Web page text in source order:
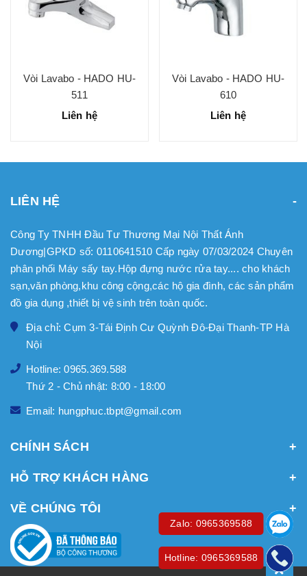
Vòi Lavabo - HADO HU-
511
Liên hệ
Vòi Lavabo - HADO HU-
610
Liên hệ
LIÊN HỆ
Công Ty TNHH Đầu Tư Thương Mại Nội Thất Ánh
Dương|GPKD số: 0110641510 Cấp ngày 07/03/2024 Chuyên
phân phối Máy sấy tay.Hộp đựng nước rửa tay.... cho khách
sạn,văn phòng,khu công cộng,các hộ gia đình, các sản phẩm
đồ gia dụng ,thiết bị vệ sinh trên toàn quốc.
Địa chỉ: Cụm 3-Tái Định Cư Quỳnh Đô-Đại Thanh-TP Hà
Nội
Hotline: 0965.369.588
Thứ 2 - Chủ nhật: 8:00 - 18:00
Email: hungphuc.tbpt@gmail.com
CHÍNH SÁCH
HỖ TRỢ KHÁCH HÀNG
VỀ CHÚNG TÔI
Zalo: 0965369588
Hotline: 0965369588